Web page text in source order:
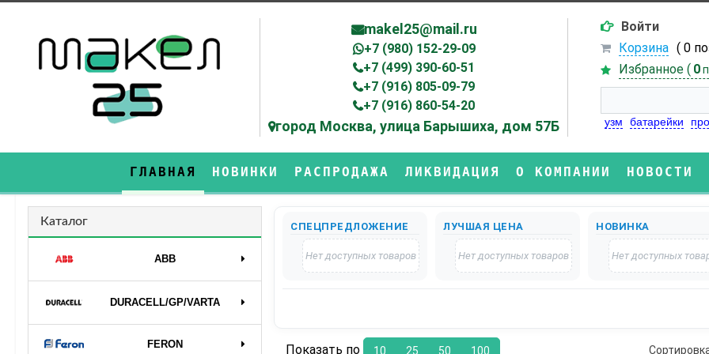
makel25@mail.ru
+7 (980) 152-29-09
+7 (499) 390-60-51
+7 (916) 805-09-79
+7 (916) 860-54-20
город Москва, улица Барышиха, дом 57Б
Войти
Корзина ( 0
Избранное ( 0
узм батарейки
ГЛАВНАЯ НОВИНКИ РАСПРОДАЖА ЛИКВИДАЦИЯ О КОМПАНИИ НОВОСТИ
Каталог
ABB
DURAСELL/GP/VARTA
FERON
СПЕЦПРЕДЛОЖЕНИЕ
Нет доступных товаров
ЛУЧШАЯ ЦЕНА
Нет доступных товаров
НОВИНКА
Нет доступных
Показать по 10 25 50 100